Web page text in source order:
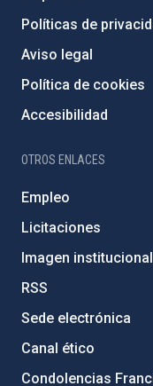
Políticas de
Aviso legal
Política de cookies
Accesibilidad
OTROS ENLACES
Empleo
Licitaciones
Imagen institucional
RSS
Sede electrónica
Canal ético
Condolencias